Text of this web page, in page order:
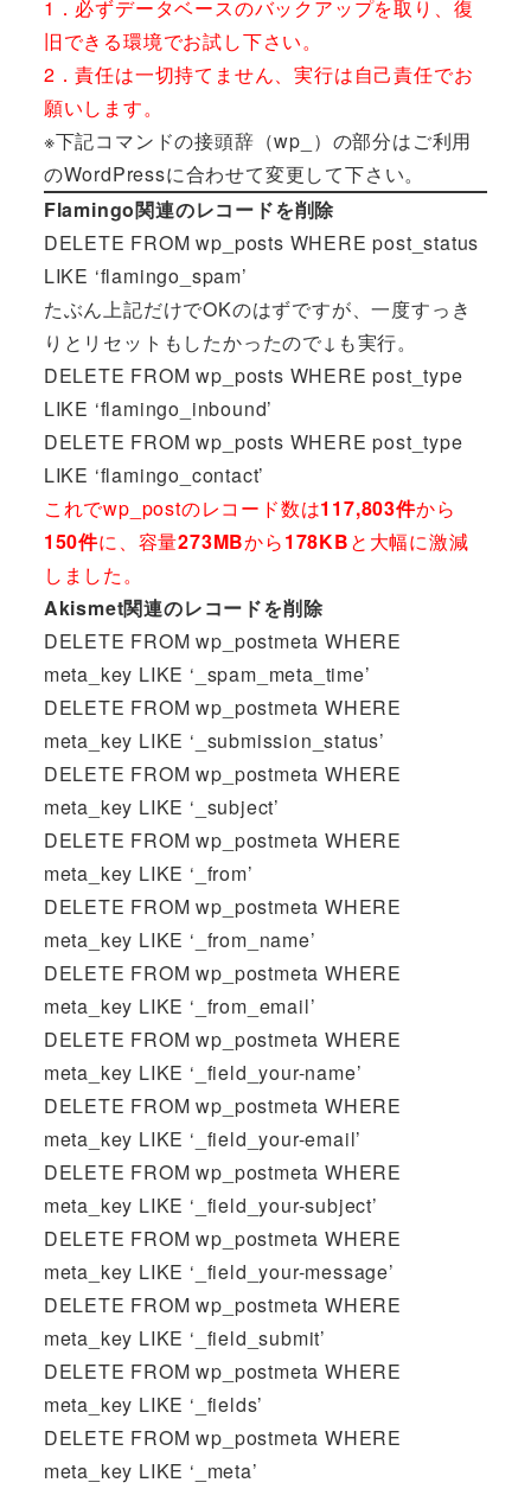
1．必ずデータベースのバックアップを取り、復
旧できる環境でお試し下さい。
2．責任は一切持てません、実行は自己責任でお
願いします。
※下記コマンドの接頭辞（wp_）の部分はご利用
のWordPressに合わせて変更して下さい。
Flamingo関連のレコードを削除
DELETE FROM wp_posts WHERE post_status
LIKE ‘flamingo_spam’
たぶん上記だけでOKのはずですが、一度すっき
りとリセットもしたかったので↓も実行。
DELETE FROM wp_posts WHERE post_type
LIKE ‘flamingo_inbound’
DELETE FROM wp_posts WHERE post_type
LIKE ‘flamingo_contact’
これでwp_postのレコード数は117,803件から
150件に、容量273MBから178KBと大幅に激減
しました。
Akismet関連のレコードを削除
DELETE FROM wp_postmeta WHERE
meta_key LIKE ‘_spam_meta_time’
DELETE FROM wp_postmeta WHERE
meta_key LIKE ‘_submission_status’
DELETE FROM wp_postmeta WHERE
meta_key LIKE ‘_subject’
DELETE FROM wp_postmeta WHERE
meta_key LIKE ‘_from’
DELETE FROM wp_postmeta WHERE
meta_key LIKE ‘_from_name’
DELETE FROM wp_postmeta WHERE
meta_key LIKE ‘_from_email’
DELETE FROM wp_postmeta WHERE
meta_key LIKE ‘_field_your-name’
DELETE FROM wp_postmeta WHERE
meta_key LIKE ‘_field_your-email’
DELETE FROM wp_postmeta WHERE
meta_key LIKE ‘_field_your-subject’
DELETE FROM wp_postmeta WHERE
meta_key LIKE ‘_field_your-message’
DELETE FROM wp_postmeta WHERE
meta_key LIKE ‘_field_submit’
DELETE FROM wp_postmeta WHERE
meta_key LIKE ‘_fields’
DELETE FROM wp_postmeta WHERE
meta_key LIKE ‘_meta’